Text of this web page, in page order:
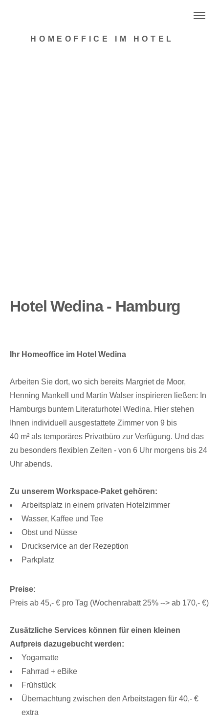
HOMEOFFICE IM HOTEL
Hotel Wedina - Hamburg
Ihr Homeoffice im Hotel Wedina
Arbeiten Sie dort, wo sich bereits Margriet de Moor,
Henning Mankell und Martin Walser inspirieren ließen: In
Hamburgs buntem Literaturhotel Wedina. Hier stehen
Ihnen individuell ausgestattete Zimmer von 9 bis
40 m² als temporäres Privatbüro zur Verfügung. Und das
zu besonders flexiblen Zeiten - von 6 Uhr morgens bis 24
Uhr abends.
Zu unserem Workspace-Paket gehören:
Arbeitsplatz in einem privaten Hotelzimmer
Wasser, Kaffee und Tee
Obst und Nüsse
Druckservice an der Rezeption
Parkplatz
Preise:
Preis ab 45,- € pro Tag (Wochenrabatt 25% --> ab 170,- €)
Zusätzliche Services können für einen kleinen
Aufpreis dazugebucht werden:
Yogamatte
Fahrrad + eBike
Frühstück
Übernachtung zwischen den Arbeitstagen für 40,- €
extra